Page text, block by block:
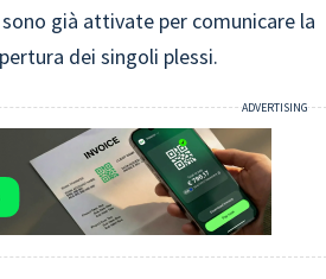
già attivate per comunicare la
dei singoli plessi.